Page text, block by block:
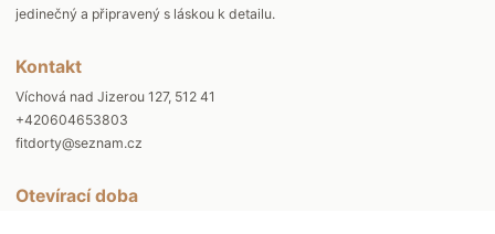
jedinečný a připravený s láskou k detailu.
Kontakt
Víchová nad Jizerou 127, 512 41
+420604653803
fitdorty@seznam.cz
Otevírací doba